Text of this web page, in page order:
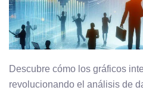
Descubre cómo los gráficos
revolucionando el análisis de